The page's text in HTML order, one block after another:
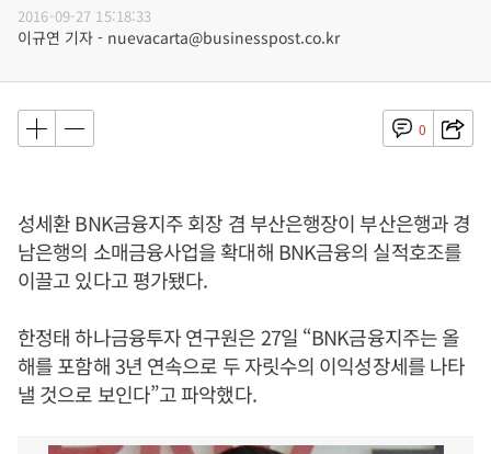
2016-09-27 15:18:33
이규연 기자 - nuevacarta@businesspost.co.kr
0
성세환 BNK금융지주 회장 겸 부산은행장이 부산은행과 경
남은행의 소매금융사업을 확대해 BNK금융의 실적호조를
이끌고 있다고 평가됐다.
한정태 하나금융투자 연구원은 27일 “BNK금융지주는 올
해를 포함해 3년 연속으로 두 자릿수의 이익성장세를 나타
낼 것으로 보인다”고 파악했다.